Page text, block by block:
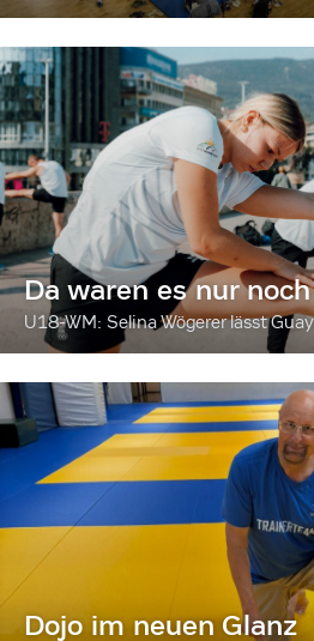
Da waren es nur
U18-WM: Selina Wögerer lässt
Dojo im neuen Glanz